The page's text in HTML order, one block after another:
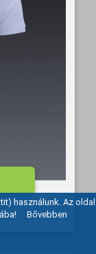
használunk. Az oldal
Bővebben